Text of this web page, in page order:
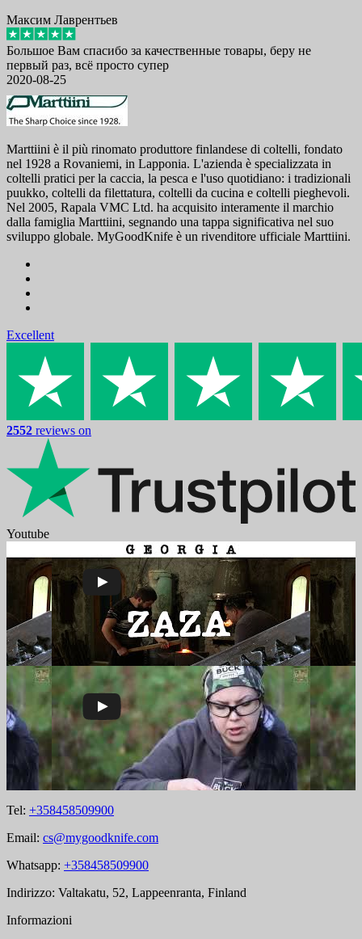
Максим Лаврентьев
Большое Вам спасибо за качественные товары, беру не
первый раз, всё просто супер
2020-08-25
Marttiini è il più rinomato produttore finlandese di coltelli, fondato
nel 1928 a Rovaniemi, in Lapponia. L'azienda è specializzata in
coltelli pratici per la caccia, la pesca e l'uso quotidiano: i tradizionali
puukko, coltelli da filettatura, coltelli da cucina e coltelli pieghevoli.
Nel 2005, Rapala VMC Ltd. ha acquisito interamente il marchio
dalla famiglia Marttiini, segnando una tappa significativa nel suo
sviluppo globale. MyGoodKnife è un rivenditore ufficiale Marttiini.
Excellent
2552 reviews on
Youtube
Tel: +358458509900
Email: cs@mygoodknife.com
Whatsapp: +358458509900
Indirizzo: Valtakatu, 52, Lappeenranta, Finland
Informazioni